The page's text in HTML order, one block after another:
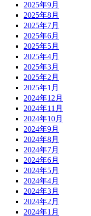
2025年9月
2025年8月
2025年7月
2025年6月
2025年5月
2025年4月
2025年3月
2025年2月
2025年1月
2024年12月
2024年11月
2024年10月
2024年9月
2024年8月
2024年7月
2024年6月
2024年5月
2024年4月
2024年3月
2024年2月
2024年1月